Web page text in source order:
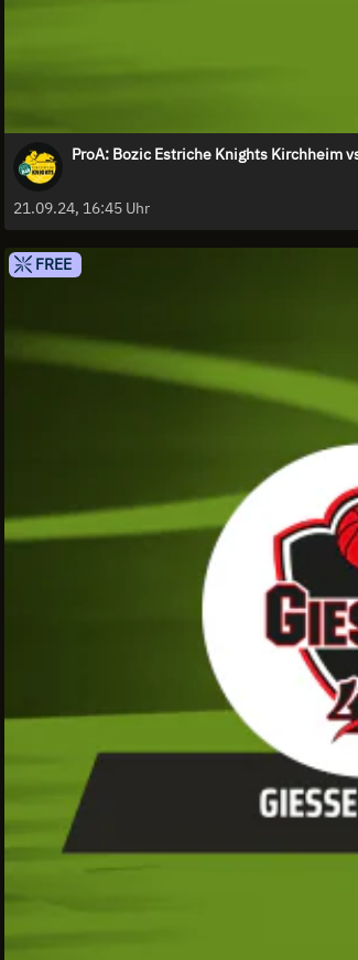
ProA: Bozic Estriche Knights Kirchheim
21.09.24, 16:45 Uhr
FREE